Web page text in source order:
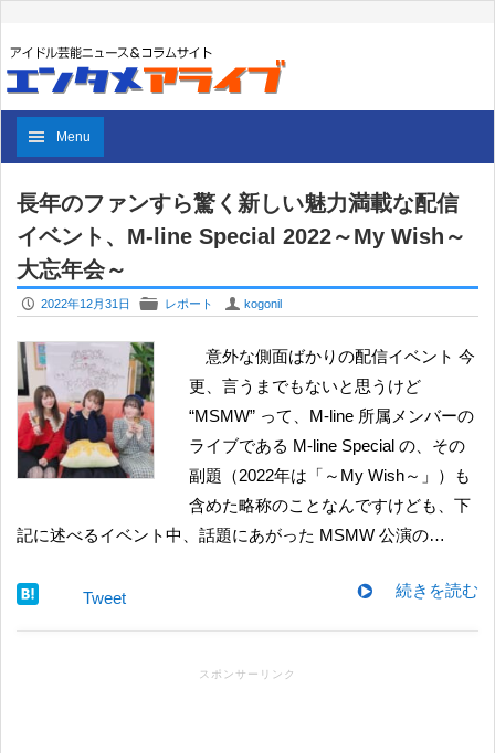
Menu
長年のファンすら驚く新しい魅力満載な配信
イベント、M-line Special 2022～My Wish～
大忘年会～
P 2022年12月31日 F レポート U kogonil
意外な側面ばかりの配信イベント 今
更、言うまでもないと思うけど
“MSMW” って、M-line 所属メンバーの
ライブである M-line Special の、その
副題（2022年は「～My Wish～」）も
含めた略称のことなんですけども、下
記に述べるイベント中、話題にあがった MSMW 公演の…
続きを読む
Tweet
スポンサーリンク